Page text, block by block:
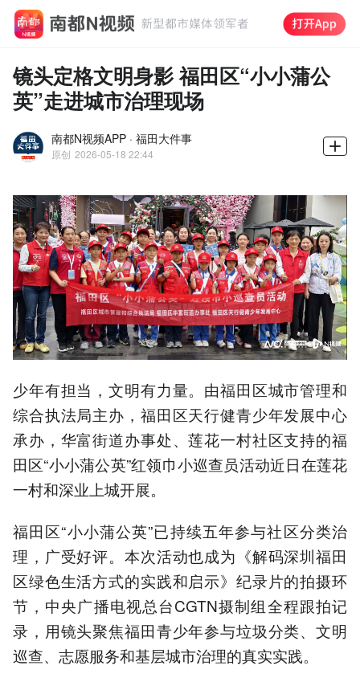
镜头定格文明身影 福田区“小小蒲公
英”走进城市治理现场
南都N视频APP · 福田大件事
原创 2026-05-18 22:44
少年有担当，文明有力量。由福田区城市管理和
综合执法局主办，福田区天行健青少年发展中心
承办，华富街道办事处、莲花一村社区支持的福
田区“小小蒲公英”红领巾小巡查员活动近日在莲花
一村和深业上城开展。
福田区“小小蒲公英”已持续五年参与社区分类治
理，广受好评。本次活动也成为《解码深圳福田
区绿色生活方式的实践和启示》纪录片的拍摄环
节，中央广播电视总台CGTN摄制组全程跟拍记
录，用镜头聚焦福田青少年参与垃圾分类、文明
巡查、志愿服务和基层城市治理的真实实践。